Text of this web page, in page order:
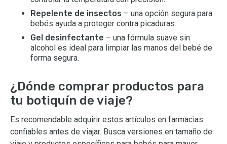
Repelente de insectos – una opción segura para
bebés ayuda a proteger contra picaduras.
Gel desinfectante – una fórmula suave sin
alcohol es ideal para limpiar las manos del bebé de
forma segura.
¿Dónde comprar productos para
tu botiquín de viaje?
Es recomendable adquirir estos artículos en farmacias
confiables antes de viajar. Busca versiones en tamaño de